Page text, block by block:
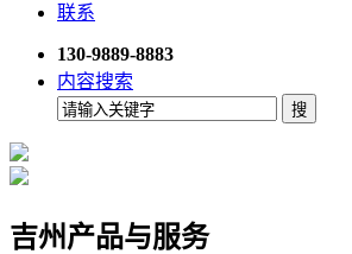
联系
130-9889-8883
内容搜索
吉州产品与服务